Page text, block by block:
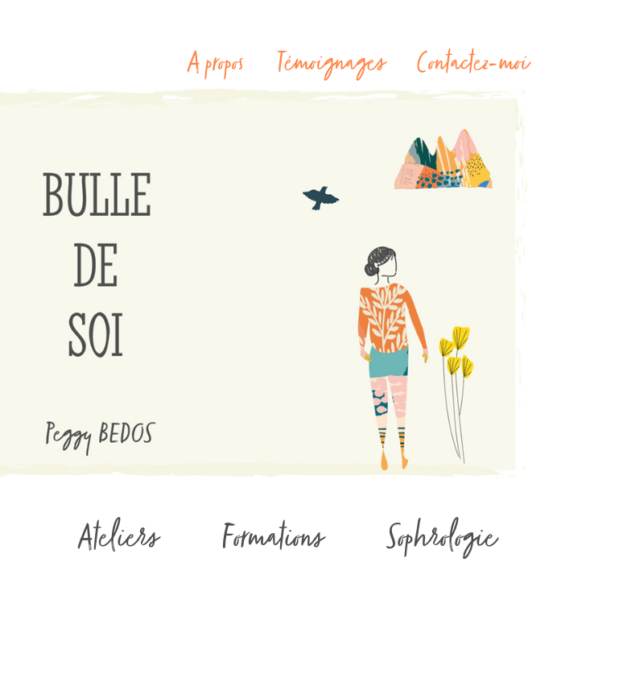
A propos Témoignages Contactez-moi
Ateliers Formations Sophrologie